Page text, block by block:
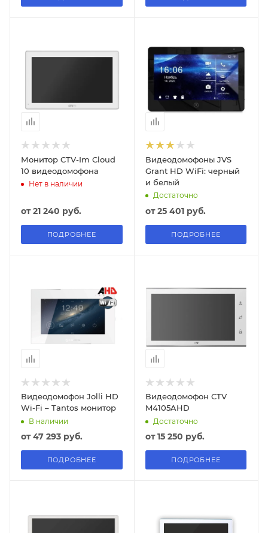
Монитор CTV-Im Cloud
10 видеодомофона
Нет в наличии
от21 240 руб.
ПОДРОБНЕЕ
Видеодомофоны JVS
Grant HD WiFi: черный
и белый
Достаточно
от25 401 руб.
ПОДРОБНЕЕ
Видеодомофон Jolli HD
Wi-Fi – Tantos монитор
В наличии
от47 293 руб.
ПОДРОБНЕЕ
Видеодомофон CTV
M4105AHD
Достаточно
от15 250 руб.
ПОДРОБНЕЕ